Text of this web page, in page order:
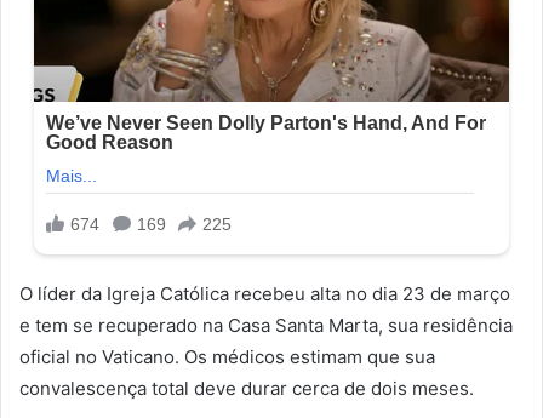
O líder da Igreja Católica recebeu alta no dia 23 de março
e tem se recuperado na Casa Santa Marta, sua residência
oficial no Vaticano. Os médicos estimam que sua
convalescença total deve durar cerca de dois meses.